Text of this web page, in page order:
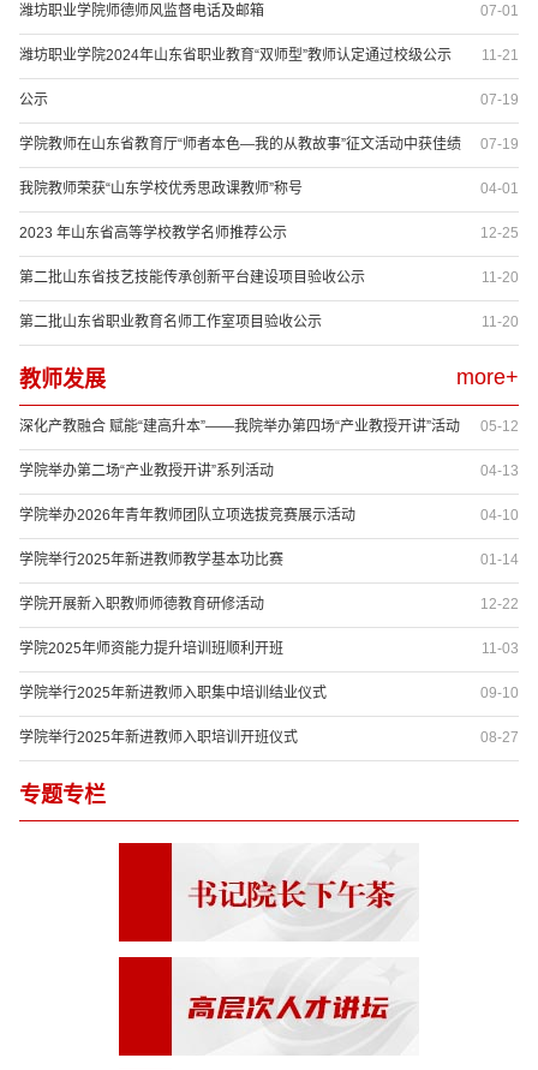
07-01
潍坊职业学院师德师风监督电话及邮箱
11-21
潍坊职业学院2024年山东省职业教育“双师型”教师认定通过校级公示
07-19
公示
07-19
学院教师在山东省教育厅“师者本色—我的从教故事”征文活动中获佳绩
04-01
我院教师荣获“山东学校优秀思政课教师”称号
12-25
2023 年山东省高等学校教学名师推荐公示
11-20
第二批山东省技艺技能传承创新平台建设项目验收公示
11-20
第二批山东省职业教育名师工作室项目验收公示
教师发展 more+
05-12
深化产教融合 赋能“建高升本”——我院举办第四场“产业教授开讲”活动
04-13
学院举办第二场“产业教授开讲”系列活动
04-10
学院举办2026年青年教师团队立项选拔竞赛展示活动
01-14
学院举行2025年新进教师教学基本功比赛
12-22
学院开展新入职教师师德教育研修活动
11-03
学院2025年师资能力提升培训班顺利开班
09-10
学院举行2025年新进教师入职集中培训结业仪式
08-27
学院举行2025年新进教师入职培训开班仪式
专题专栏